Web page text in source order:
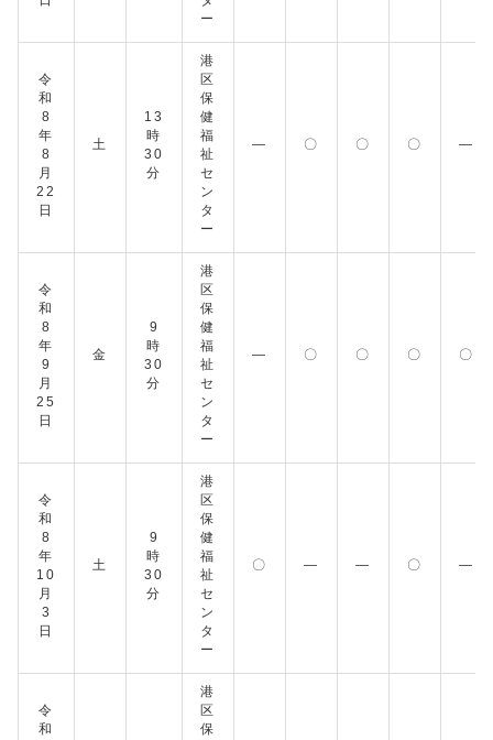
ー
令
和
8
年
8
月
22
日
土
13
時
30
分
港
区
保
健
福
祉
セ
ン
タ
ー
― 〇 〇 〇 ―
令
和
8
年
9
月
25
日
金
9
時
30
分
港
区
保
健
福
祉
セ
ン
タ
ー
― 〇 〇 〇 〇
令
和
8
年
10
月
3
日
土
9
時
30
分
港
区
保
健
福
祉
セ
ン
タ
ー
〇 ― ― 〇 ―
令
和
港
区
保